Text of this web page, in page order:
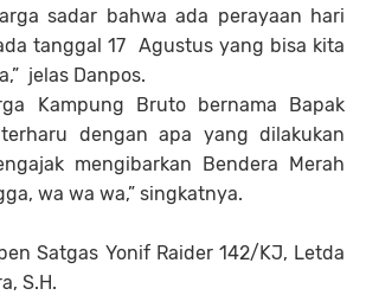
sadar bahwa ada perayaan hari
tanggal 17 Agustus yang bisa kita
jelas Danpos.
Kampung Bruto bernama Bapak
dengan apa yang dilakukan
mengibarkan Bendera Merah
wa wa wa,” singkatnya.
Satgas Yonif Raider 142/KJ, Letda
S.H.